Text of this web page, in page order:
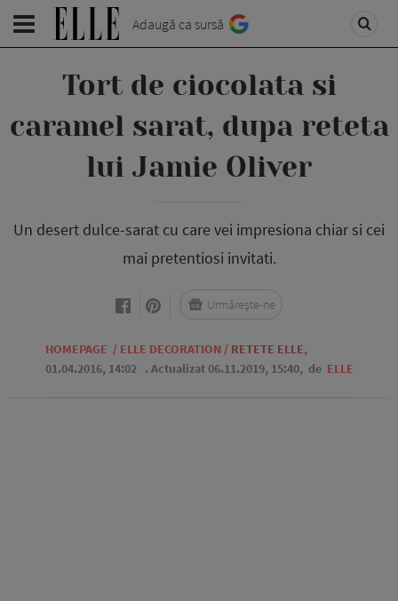
Adaugă ca sursă
Tort de ciocolata si
caramel sarat, dupa reteta
lui Jamie Oliver
Un desert dulce-sarat cu care vei impresiona chiar si cei
mai pretentiosi invitati.
HOMEPAGE / ELLE DECORATION / RETETE ELLE,
01.04.2016, 14:02 . Actualizat 06.11.2019, 15:40, de ELLE
Urmărește-ne